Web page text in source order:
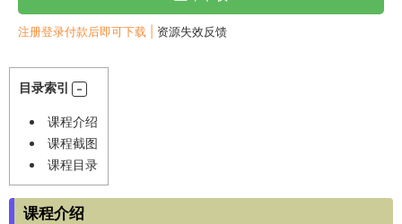
注册登录付款后即可下载 | 资源失效反馈
目录索引
课程介绍
课程截图
课程目录
课程介绍